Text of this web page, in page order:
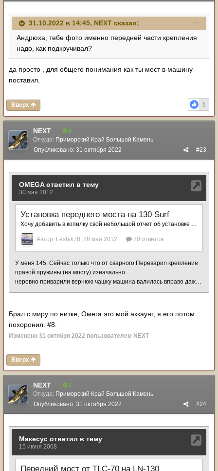
31.10.2022 в 14:45, NЕХТ сказал:
Андрюха, тебе фото именно передней части крепления
надо, как подкручивал?
да просто , для общего понимания как ты мост в машину
поставил.
1
Вверх
NЕХТ 6
Откуда: Приморский Край Большой Камень
#23
Опубликовано: 31 октября 2022
Брал с миру по нитке, Омега это мой аккаунт, я его потом
похоронил. #8.
Изменено 31 октября 2022 пользователем NЕХТ
Вверх
NЕХТ 6
Откуда: Приморский Край Большой Камень
#24
Опубликовано: 31 октября 2022